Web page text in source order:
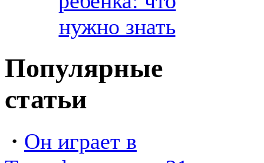
нужно знать
Популярные
статьи
· Он играет в